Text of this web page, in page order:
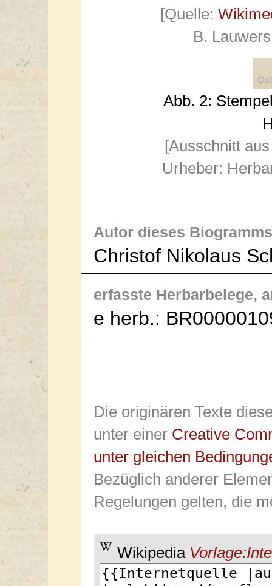
[Quelle:
B.
Abb. 2:
[Ausschnitt
Urheber:
Autor dieses
Christof Nikolaus
erfasste Herbarbelege,
e herb.:
Die originären Texte
unter einer Creative
unter gleichen
Bezüglich anderer
Regelungen gelten, die
Wikipedia